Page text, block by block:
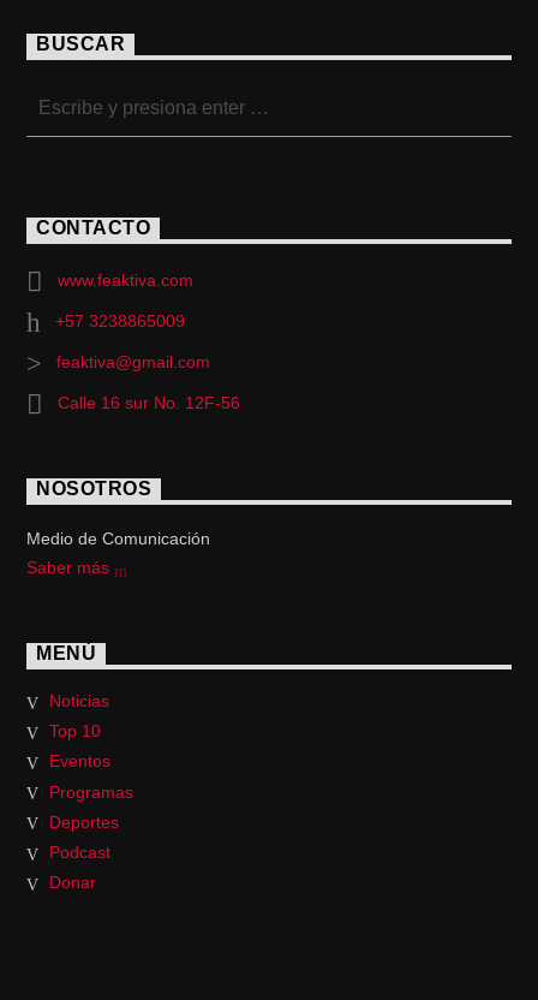
BUSCAR
CONTACTO
www.feaktiva.com
+57 3238865009
feaktiva@gmail.com
Calle 16 sur No. 12F-56
NOSOTROS
Medio de Comunicación
Saber más
MENÚ
Noticias
Top 10
Eventos
Programas
Deportes
Podcast
Donar